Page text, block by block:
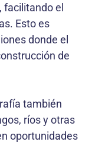
el
Esto es
donde el
de
también
ríos y otras
oportunidades